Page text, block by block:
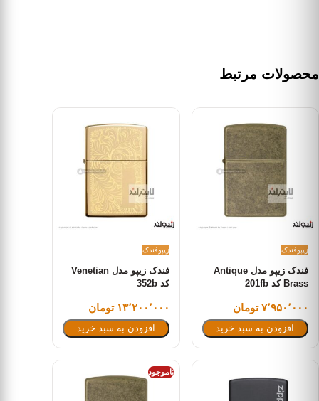
محصولات مرتبط
زیپوفندک
فندک زیپو مدل Antique
Brass کد 201fb
۷٬۹۵۰٬۰۰۰ تومان
افزودن به سبد خرید
زیپوفندک
فندک زیپو مدل Venetian
کد 352b
۱۳٬۲۰۰٬۰۰۰ تومان
افزودن به سبد خرید
ناموجود